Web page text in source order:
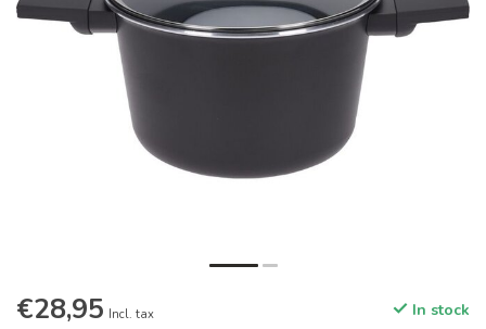
€28,95 Incl. tax In stock